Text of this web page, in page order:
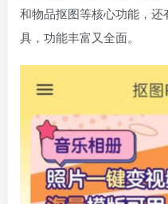
和物品抠图等核心功能，
具，功能丰富又全面。